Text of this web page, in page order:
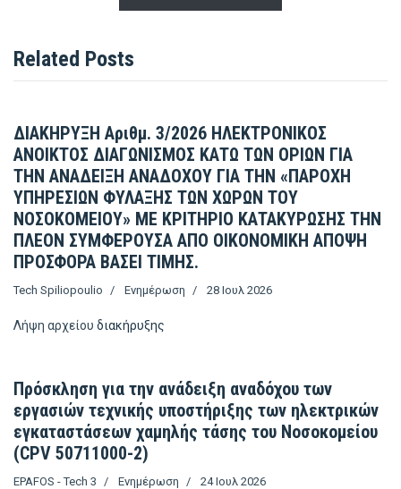
Related Posts
ΔΙΑΚΗΡΥΞΗ Αριθμ. 3/2026 ΗΛΕΚΤΡΟΝΙΚΟΣ
ΑΝΟΙΚΤΟΣ ΔΙΑΓΩΝΙΣΜΟΣ ΚΑΤΩ ΤΩΝ ΟΡΙΩΝ ΓΙΑ
ΤΗΝ ΑΝΑΔΕΙΞΗ ΑΝΑΔΟΧΟΥ ΓΙΑ ΤΗΝ «ΠΑΡΟΧΗ
ΥΠΗΡΕΣΙΩΝ ΦΥΛΑΞΗΣ ΤΩΝ ΧΩΡΩΝ ΤΟΥ
ΝΟΣΟΚΟΜΕΙΟΥ» ΜΕ ΚΡΙΤΗΡΙΟ ΚΑΤΑΚΥΡΩΣΗΣ ΤΗΝ
ΠΛΕΟΝ ΣΥΜΦΕΡΟΥΣΑ ΑΠΟ ΟΙΚΟΝΟΜΙΚΗ ΑΠΟΨΗ
ΠΡΟΣΦΟΡΑ ΒΑΣΕΙ ΤΙΜΗΣ.
Tech Spiliopoulio Ενημέρωση 28 Ιουλ 2026
Λήψη αρχείου διακήρυξης
Πρόσκληση για την ανάδειξη αναδόχου των
εργασιών τεχνικής υποστήριξης των ηλεκτρικών
εγκαταστάσεων χαμηλής τάσης του Νοσοκομείου
(CPV 50711000-2)
EPAFOS - Tech 3 Ενημέρωση 24 Ιουλ 2026